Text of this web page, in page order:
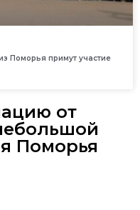
Поморья примут участие
от
Поморья